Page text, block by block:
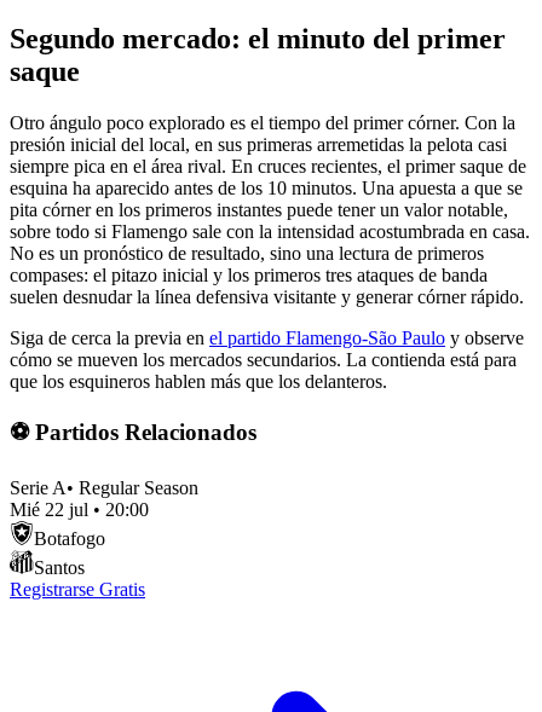
Segundo mercado: el minuto del primer
saque
Otro ángulo poco explorado es el tiempo del primer córner. Con la
presión inicial del local, en sus primeras arremetidas la pelota casi
siempre pica en el área rival. En cruces recientes, el primer saque de
esquina ha aparecido antes de los 10 minutos. Una apuesta a que se
pita córner en los primeros instantes puede tener un valor notable,
sobre todo si Flamengo sale con la intensidad acostumbrada en casa.
No es un pronóstico de resultado, sino una lectura de primeros
compases: el pitazo inicial y los primeros tres ataques de banda
suelen desnudar la línea defensiva visitante y generar córner rápido.
Siga de cerca la previa en el partido Flamengo-São Paulo y observe
cómo se mueven los mercados secundarios. La contienda está para
que los esquineros hablen más que los delanteros.
⚽ Partidos Relacionados
Serie A• Regular Season
Mié 22 jul • 20:00
Botafogo
Santos
Registrarse Gratis